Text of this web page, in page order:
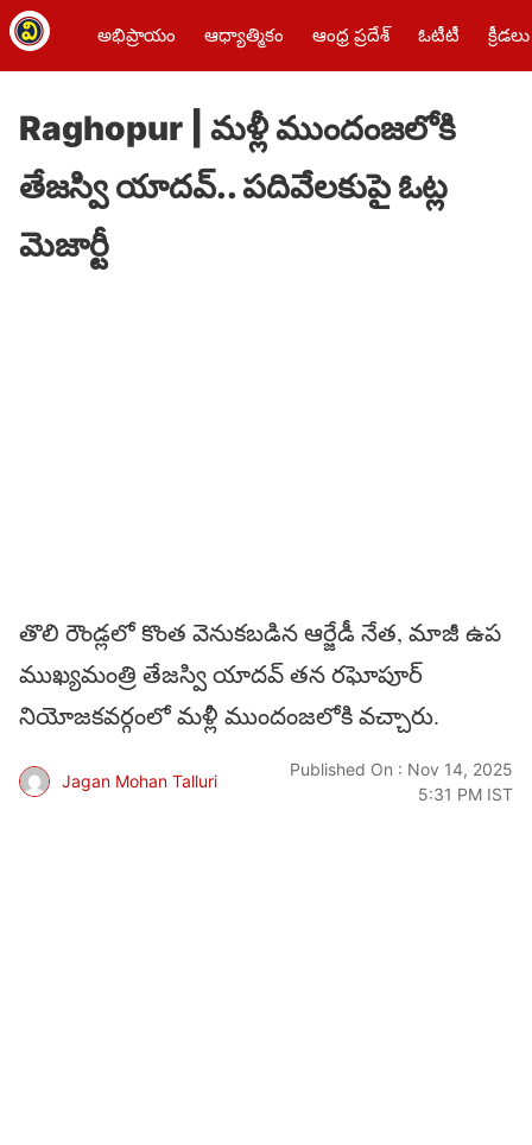
అభిప్రాయం ఆధ్యాత్మికం ఆంధ్ర ప్రదేశ్ ఓటీటీ క్రీడలు
Raghopur | మళ్లీ ముందంజలోకి
తేజస్వి యాదవ్‌.. పదివేలకుపై ఓట్ల
మెజార్టీ
తొలి రౌండ్లలో కొంత వెనుకబడిన ఆర్జేడీ నేత, మాజీ ఉప
ముఖ్యమంత్రి తేజస్వి యాదవ్‌ తన రఘోపూర్‌
నియోజకవర్గంలో మళ్లీ ముందంజలోకి వచ్చారు.
Jagan Mohan Talluri
Published On : Nov 14, 2025
5:31 PM IST